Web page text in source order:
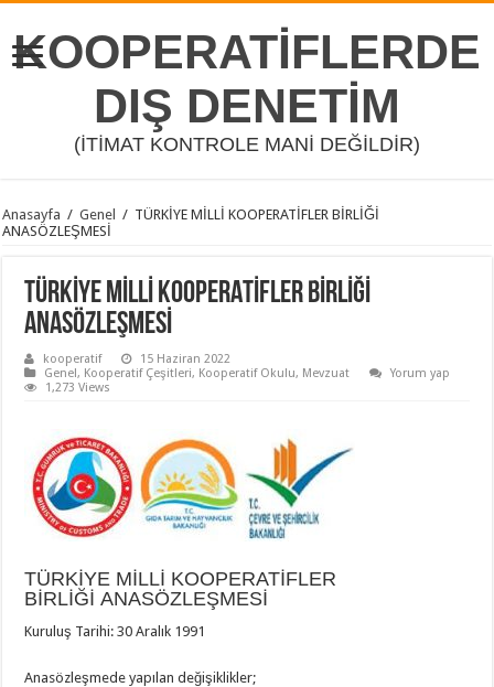
KOOPERATİFLERDE
DIŞ DENETİM
(İTİMAT KONTROLE MANİ DEĞİLDİR)
Anasayfa / Genel / TÜRKİYE MİLLİ KOOPERATİFLER BİRLİĞİ
ANASÖZLEŞMESİ
TÜRKİYE MİLLİ KOOPERATİFLER BİRLİĞİ
ANASÖZLEŞMESİ
kooperatif
15 Haziran 2022
Genel, Kooperatif Çeşitleri, Kooperatif Okulu, Mevzuat
Yorum yap
1,273 Views
TÜRKİYE MİLLİ KOOPERATİFLER
BİRLİĞİ ANASÖZLEŞMESİ
Kuruluş Tarihi: 30 Aralık 1991
Anasözleşmede yapılan değişiklikler;